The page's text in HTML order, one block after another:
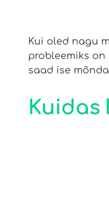
Kui oled nagu
probleemiks
saad ise
Kuidas